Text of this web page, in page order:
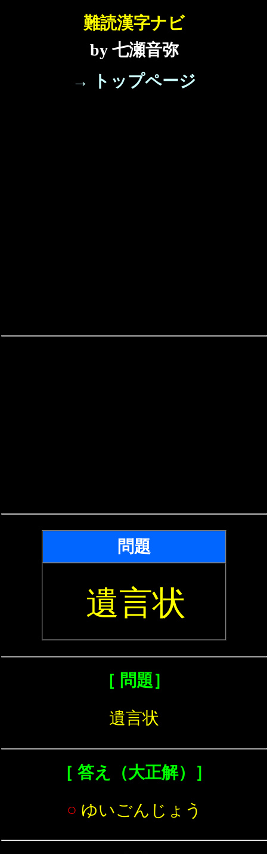
難読漢字ナビ
by 七瀬音弥
→ トップページ
問題
遺言状
［ 問題］
遺言状
［ 答え（大正解）］
○ ゆいごんじょう